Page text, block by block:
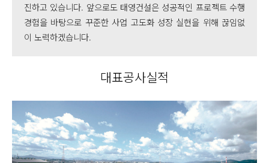
진하고 있습니다. 앞으로도 태영건설은 성공적인 프로젝트 수행
경험을 바탕으로 꾸준한 사업 고도화 성장 실현을 위해 끊임없
이 노력하겠습니다.
대표공사실적